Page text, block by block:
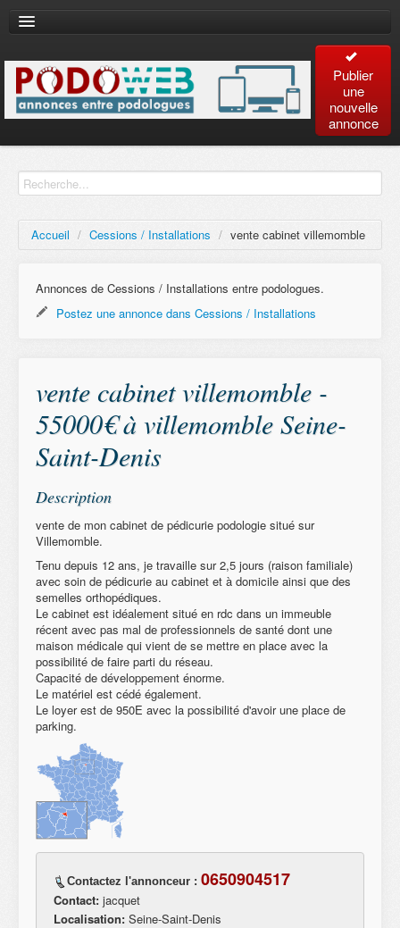
Publier
une
nouvelle
annonce
avancée
Accueil / Cessions / Installations / vente cabinet villemomble
Annonces de Cessions / Installations entre podologues.
Postez une annonce dans Cessions / Installations
vente cabinet villemomble -
55000€ à villemomble Seine-
Saint-Denis
Description
vente de mon cabinet de pédicurie podologie situé sur
Villemomble.
Tenu depuis 12 ans, je travaille sur 2,5 jours (raison familiale)
avec soin de pédicurie au cabinet et à domicile ainsi que des
semelles orthopédiques.
Le cabinet est idéalement situé en rdc dans un immeuble
récent avec pas mal de professionnels de santé dont une
maison médicale qui vient de se mettre en place avec la
possibilité de faire parti du réseau.
Capacité de développement énorme.
Le matériel est cédé également.
Le loyer est de 950E avec la possibilité d'avoir une place de
parking.
Contactez l'annonceur : 0650904517
Contact: jacquet
Localisation: Seine-Saint-Denis